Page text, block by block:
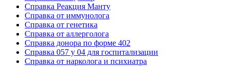
Cправка Реакция Манту
Cправка от иммунолога
Cправка от генетика
Cправка от аллерголога
Cправка донора по форме 402
Cправка 057 у 04 для госпитализации
Справка от нарколога и психиатра